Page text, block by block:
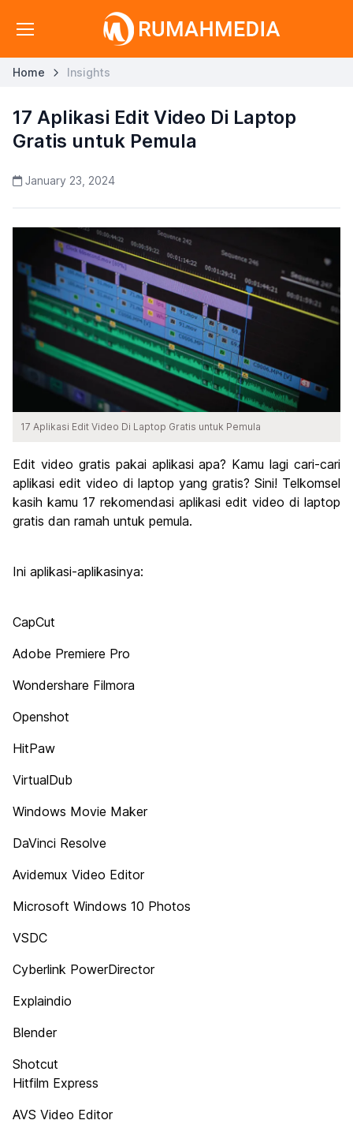
Home Insights
17 Aplikasi Edit Video Di Laptop
Gratis untuk Pemula
January 23, 2024
17 Aplikasi Edit Video Di Laptop Gratis untuk Pemula
Edit video gratis pakai aplikasi apa? Kamu lagi cari-cari
aplikasi edit video di laptop yang gratis? Sini! Telkomsel
kasih kamu 17 rekomendasi aplikasi edit video di laptop
gratis dan ramah untuk pemula.
Ini aplikasi-aplikasinya:
CapCut
Adobe Premiere Pro
Wondershare Filmora
Openshot
HitPaw
VirtualDub
Windows Movie Maker
DaVinci Resolve
Avidemux Video Editor
Microsoft Windows 10 Photos
VSDC
Cyberlink PowerDirector
Explaindio
Blender
Shotcut
Hitfilm Express
AVS Video Editor